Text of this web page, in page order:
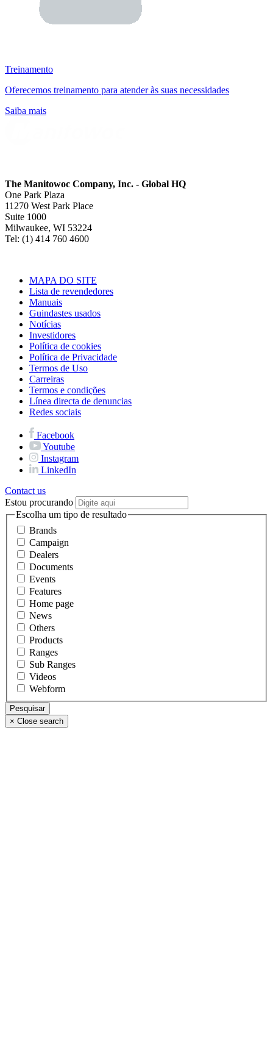
Treinamento
Oferecemos treinamento para atender às suas necessidades
Saiba mais
The Manitowoc Company, Inc. - Global HQ
One Park Plaza
11270 West Park Place
Suite 1000
Milwaukee, WI 53224
Tel: (1) 414 760 4600
MAPA DO SITE
Lista de revendedores
Manuais
Guindastes usados
Notícias
Investidores
Política de cookies
Política de Privacidade
Termos de Uso
Carreiras
Termos e condições
Línea directa de denuncias
Redes sociais
Facebook
Youtube
Instagram
LinkedIn
Contact us
Estou procurando
Escolha um tipo de resultado
Brands
Campaign
Dealers
Documents
Events
Features
Home page
News
Others
Products
Ranges
Sub Ranges
Videos
Webform
× Close search